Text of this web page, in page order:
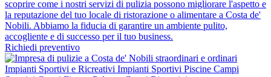
scoprire come i nostri servizi di pulizia possono migliorare l'aspetto e
la reputazione del tuo locale di ristorazione o alimentare a Costa de'
Nobili. Abbiamo la fiducia di garantire un ambiente pulito,
accogliente e di successo per il tuo business.
Richiedi preventivo